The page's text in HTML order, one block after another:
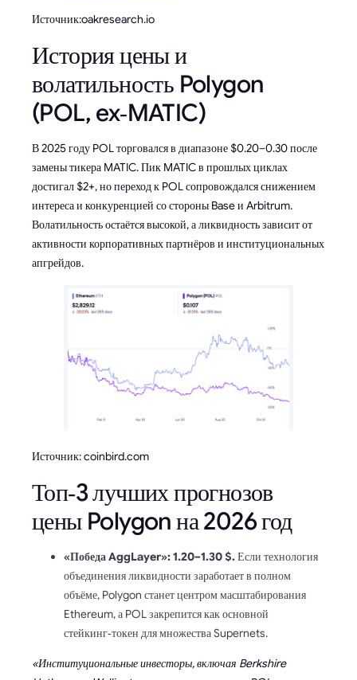
Источник:oakresearch.io
История цены и
волатильность Polygon
(POL, ex‑MATIC)
В 2025 году POL торговался в диапазоне $0.20–0.30 после
замены тикера MATIC. Пик MATIC в прошлых циклах
достигал $2+, но переход к POL сопровождался снижением
интереса и конкуренцией со стороны Base и Arbitrum.
Волатильность остаётся высокой, а ликвидность зависит от
активности корпоративных партнёров и институциональных
апгрейдов.
Источник: coinbird.com
Топ‑3 лучших прогнозов
цены Polygon на 2026 год
«Победа AggLayer»: 1.20–1.30 $.Если технология
объединения ликвидности заработает в полном
объёме, Polygon станет центром масштабирования
Ethereum, а POL закрепится как основной
стейкинг‑токен для множества Supernets.
«Институциональные инвесторы, включая Berkshire